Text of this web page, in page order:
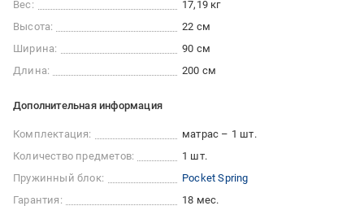
Вес:
17,19 кг
Высота:
22 см
Ширина:
90 см
Длина:
200 см
Дополнительная информация
Комплектация:
матрас – 1 шт.
Количество предметов:
1 шт.
Пружинный блок:
Pocket Spring
Гарантия:
18 мес.